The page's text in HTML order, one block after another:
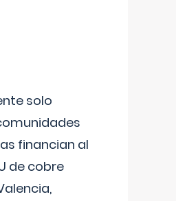
solo
financian al
de cobre